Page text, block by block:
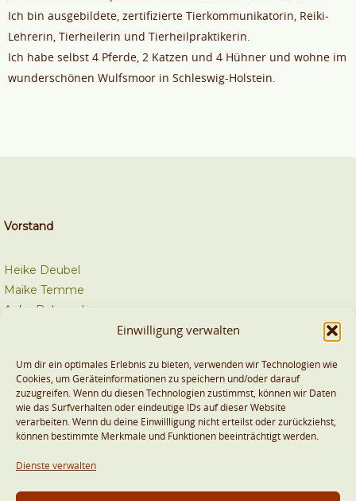
Einwilligung verwalten
Um dir ein optimales Erlebnis zu bieten, verwenden wir Technologien wie
Cookies, um Geräteinformationen zu speichern und/oder darauf
zuzugreifen. Wenn du diesen Technologien zustimmst, können wir Daten
wie das Surfverhalten oder eindeutige IDs auf dieser Website
verarbeiten. Wenn du deine Einwillligung nicht erteilst oder zurückziehst,
können bestimmte Merkmale und Funktionen beeinträchtigt werden.
Dienste verwalten
Ich bin ausgebildete, zertifizierte Tierkommunikatorin, Reiki-
Lehrerin, Tierheilerin und Tierheilpraktikerin.
Ich habe selbst 4 Pferde, 2 Katzen und 4 Hühner und wohne im
wunderschönen Wulfsmoor in Schleswig-Holstein.
Vorstand
Heike Deubel
Maike Temme
Anke Behrend
info@bvtk.eu